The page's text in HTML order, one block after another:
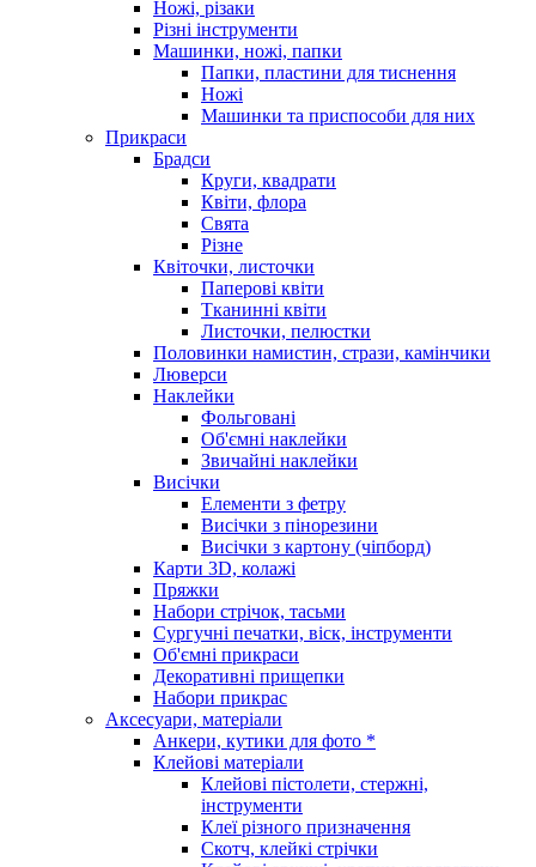
Ножі, різаки
Різні інструменти
Машинки, ножі, папки
Папки, пластини для тиснення
Ножі
Машинки та приспособи для них
Прикраси
Брадси
Круги, квадрати
Квіти, флора
Свята
Різне
Квіточки, листочки
Паперові квіти
Тканинні квіти
Листочки, пелюстки
Половинки намистин, стрази, камінчики
Люверси
Наклейки
Фольговані
Об'ємні наклейки
Звичайні наклейки
Висічки
Елементи з фетру
Висічки з пінорезини
Висічки з картону (чіпборд)
Карти 3D, колажі
Пряжки
Набори стрічок, тасьми
Сургучні печатки, віск, інструменти
Об'ємні прикраси
Декоративні прищепки
Набори прикрас
Аксесуари, матеріали
Анкери, кутики для фото *
Клейові матеріали
Клейові пістолети, стержні,
інструменти
Клеї різного призначення
Скотч, клейкі стрічки